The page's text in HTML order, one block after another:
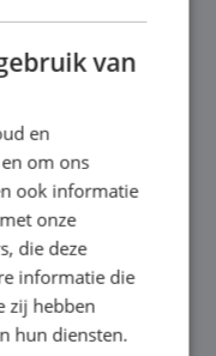
courte
pour
repose toujours
complet.
et
van
en
om ons
ook informatie
onze
die deze
informatie die
zij hebben
hun diensten.